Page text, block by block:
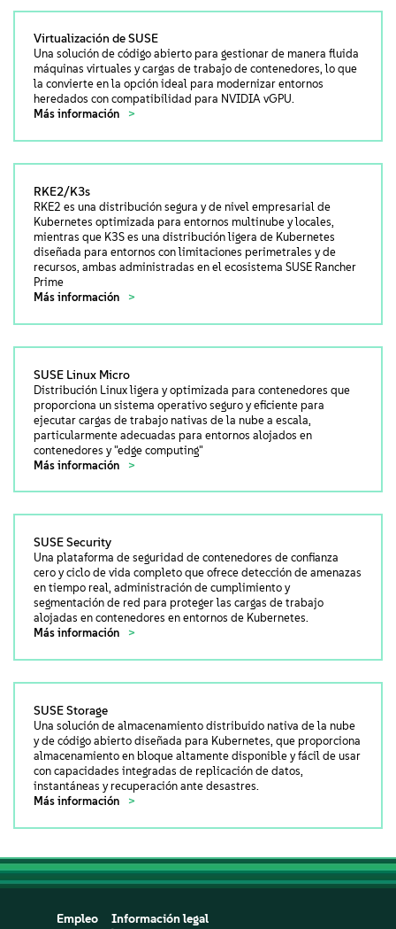
Virtualización de SUSE
Una solución de código abierto para gestionar de manera fluida
máquinas virtuales y cargas de trabajo de contenedores, lo que
la convierte en la opción ideal para modernizar entornos
heredados con compatibilidad para NVIDIA vGPU.
Más información
RKE2/K3s
RKE2 es una distribución segura y de nivel empresarial de
Kubernetes optimizada para entornos multinube y locales,
mientras que K3S es una distribución ligera de Kubernetes
diseñada para entornos con limitaciones perimetrales y de
recursos, ambas administradas en el ecosistema SUSE Rancher
Prime
Más información
SUSE Linux Micro
Distribución Linux ligera y optimizada para contenedores que
proporciona un sistema operativo seguro y eficiente para
ejecutar cargas de trabajo nativas de la nube a escala,
particularmente adecuadas para entornos alojados en
contenedores y "edge computing"
Más información
SUSE Security
Una plataforma de seguridad de contenedores de confianza
cero y ciclo de vida completo que ofrece detección de amenazas
en tiempo real, administración de cumplimiento y
segmentación de red para proteger las cargas de trabajo
alojadas en contenedores en entornos de Kubernetes.
Más información
SUSE Storage
Una solución de almacenamiento distribuido nativa de la nube
y de código abierto diseñada para Kubernetes, que proporciona
almacenamiento en bloque altamente disponible y fácil de usar
con capacidades integradas de replicación de datos,
instantáneas y recuperación ante desastres.
Más información
Empleo
Información legal